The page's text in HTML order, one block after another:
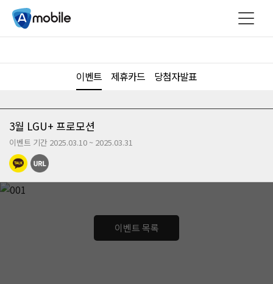
이벤트 제휴카드 당첨자발표
3월 LGU+ 프로모션
이벤트 기간 2025.03.10 ~ 2025.03.31
이벤트 목록